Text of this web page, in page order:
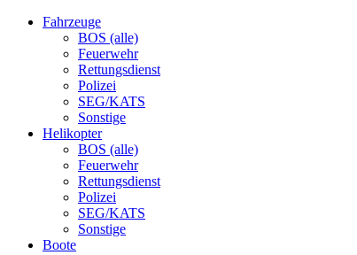
Fahrzeuge
BOS (alle)
Feuerwehr
Rettungsdienst
Polizei
SEG/KATS
Sonstige
Helikopter
BOS (alle)
Feuerwehr
Rettungsdienst
Polizei
SEG/KATS
Sonstige
Boote